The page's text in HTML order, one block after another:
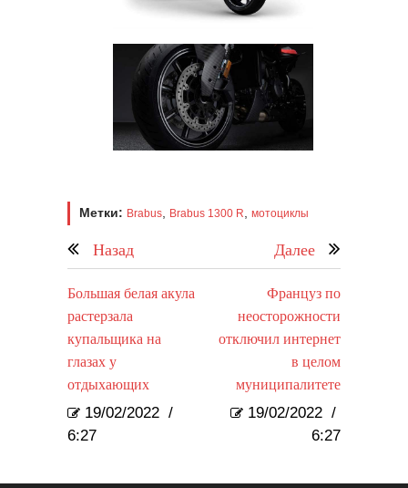
Метки: Brabus Brabus 1300 R мотоциклы
Назад Далее
Большая белая акула
растерзала
купальщика на
глазах у
отдыхающих
19/02/2022 /
6:27
Француз по
неосторожности
отключил интернет
в целом
муниципалитете
19/02/2022 /
6:27